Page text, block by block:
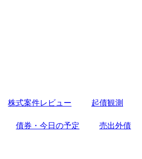
株式案件レビュー 起債観測
債券・今日の予定 売出外債